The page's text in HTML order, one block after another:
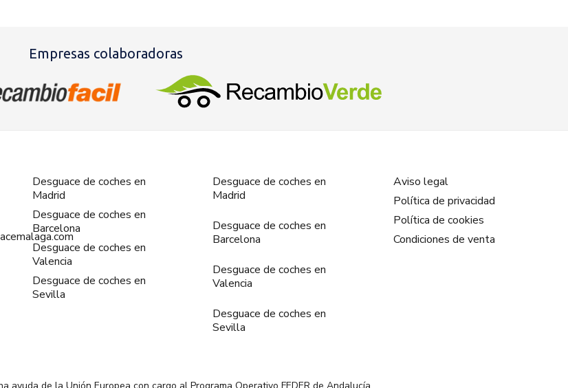
Empresas colaboradoras
Desguace de coches en
Madrid
Desguace de coches en
Barcelona
Desguace de coches en
Valencia
Desguace de coches en
Sevilla
Desguace de coches en
Madrid
Desguace de coches en
Barcelona
Desguace de coches en
Valencia
Desguace de coches en
Sevilla
Aviso legal
Política de privacidad
Política de cookies
Condiciones de venta